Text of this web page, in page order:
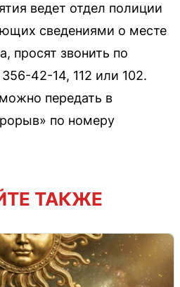
ведет отдел полиции
сведениями о месте
просят звонить по
42-14, 112 или 102.
передать в
по номеру
ТАКЖЕ